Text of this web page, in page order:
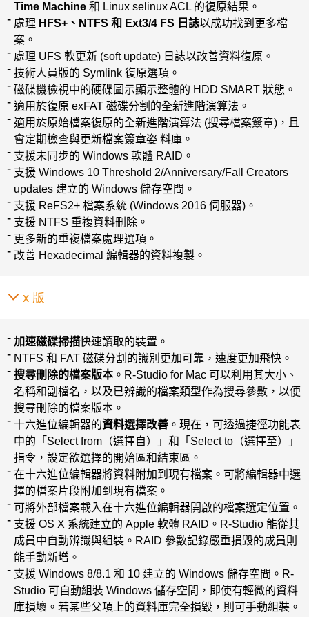
Time Machine 和 Linux selinux ACL 的復原結果。
處理 HFS+、NTFS 和 Ext3/4 FS 日誌以成功找到更多檔
案。
處理 UFS 軟更新 (soft update) 日誌以改善資料復原。
技術人員版的 Symlink 復原選項。
磁碟機檢視中的硬碟圖示顯示整體的 HDD SMART 狀態。
適用於復原 exFAT 磁碟分割的全新進階演算法。
適用於原始檔案復原的全新進階演算法 (搜尋檔案簽章)，且
會定期檢查與更新檔案簽章姿 料庫。
支援未同步的 Windows 軟體 RAID。
支援 Windows 10 Threshold 2/Anniversary/Fall Creators
updates 建立的 Windows 儲存空間。
支援 ReFS2+ 檔案系統 (Windows 2016 伺服器)。
支援 NTFS 重複資料刪除。
更多新的重複檔案處理選項。
改善 Hexadecimal 編輯器的資料複製。
x 版
加速磁碟掃描快速讀取的裝置。
NTFS 和 FAT 磁碟分割的識別更加可靠，速度更加飛快。
搜尋刪除的檔案版本。R-Studio for Mac 可以利用其大小、
名稱和副檔名，以及已辨識的檔案類型作為搜尋參數，以便
搜尋刪除的檔案版本。
十六進位編輯器的資料選擇改善 。現在，可透過捷徑功能表
中的「Select from（選擇自）」和「Select to（選擇至）」
指令，設定欲選擇的開始區和結束區。
在十六進位編輯器將資料附加到現有檔案。可將編輯器中選
擇的檔案片段附加到現有檔案。
可將外部檔案載入在十六進位編輯器開啟的檔案選定位置。
支援 OS X 系統建立的 Apple 軟體 RAID。R-Studio 能從其
成員中自動辨識與組裝。RAID 參數記錄嚴重損毀的成員則
能手動新增。
支援 Windows 8/8.1 和 10 建立的 Windows 儲存空間。R-
Studio 可自動組裝 Windows 儲存空間，即使有輕微的資料
庫損壞。若某些父項上的資料庫完全損毀，則可手動組裝。